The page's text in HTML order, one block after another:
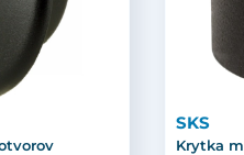
SKS
Krytka